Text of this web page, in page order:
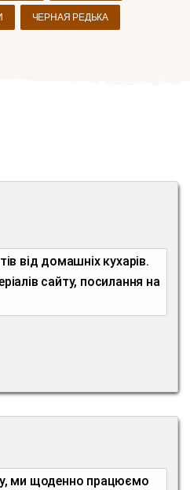
ЧЕРНАЯ РЕДЬКА
від домашніх кухарів.
сайту, посилання на